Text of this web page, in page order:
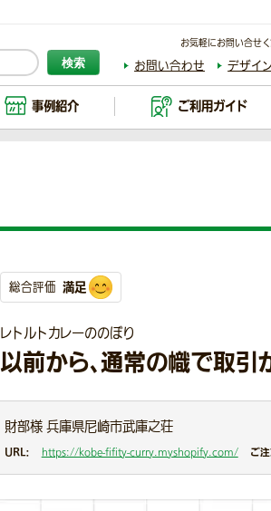
検索
お気軽にお問い合せ
お問い合わせ デザイ
事例紹介 ご利用ガイド
総合評価 満足
レトルトカレーののぼり
以前から、通常の幟で取引
財部様 兵庫県尼崎市武庫之荘
URL： https://kobe-fifity-curry.myshopify.com/ ご